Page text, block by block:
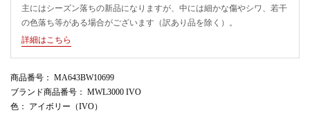
主にはシーズン落ちの新品になりますが、中には細かな傷やシワ、若干
の色落ち等がある場合がございます（訳あり品を除く）。
詳細はこちら
商品番号 ： MA643BW10699
ブランド商品番号 ： MWL3000 IVO
色 ： アイボリー（IVO）